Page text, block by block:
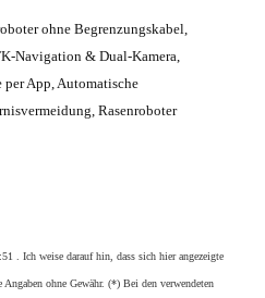
ohne Begrenzungskabel,
Navigation & Dual-Kamera,
per App, Automatische
Rasenroboter
. Ich weise darauf hin, dass sich hier angezeigte
ohne Gewähr. (*) Bei den verwendeten